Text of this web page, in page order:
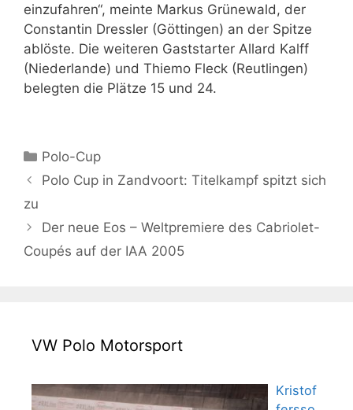
einzufahren“, meinte Markus Grünewald, der
Constantin Dressler (Göttingen) an der Spitze
ablöste. Die weiteren Gaststarter Allard Kalff
(Niederlande) und Thiemo Fleck (Reutlingen)
belegten die Plätze 15 und 24.
Kategorien
Polo-Cup
Polo Cup in Zandvoort: Titelkampf spitzt sich
zu
Der neue Eos – Weltpremiere des Cabriolet-
Coupés auf der IAA 2005
VW Polo Motorsport
Kristof